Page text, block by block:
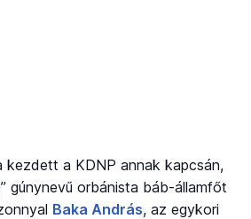
kezdett a KDNP annak kapcsán,
gúnynevű orbánista báb-államfőt
Baka András, az egykori